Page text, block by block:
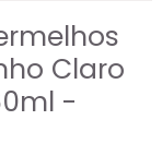
Claro
-